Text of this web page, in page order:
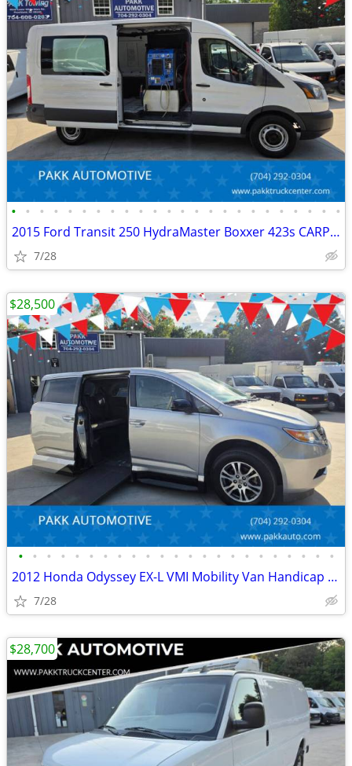
• • • • • • • • • • • • • • • • • • • • • • • •
2015 Ford Transit 250 HydraMaster Boxxer 423s CARPET CLEANER MACHINE
7/28
• • • • • • • • • • • • • • • • • • • • • • •
2012 Honda Odyssey EX-L VMI Mobility Van Handicap AEVIT Hand Controls
7/28
$28,500
$28,700